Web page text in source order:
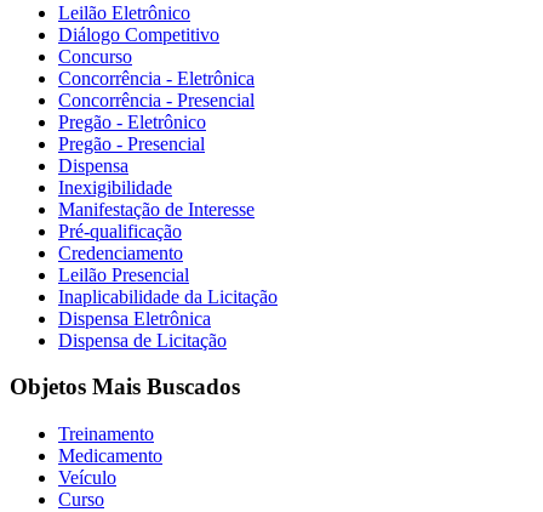
Leilão Eletrônico
Diálogo Competitivo
Concurso
Concorrência - Eletrônica
Concorrência - Presencial
Pregão - Eletrônico
Pregão - Presencial
Dispensa
Inexigibilidade
Manifestação de Interesse
Pré-qualificação
Credenciamento
Leilão Presencial
Inaplicabilidade da Licitação
Dispensa Eletrônica
Dispensa de Licitação
Objetos Mais Buscados
Treinamento
Medicamento
Veículo
Curso